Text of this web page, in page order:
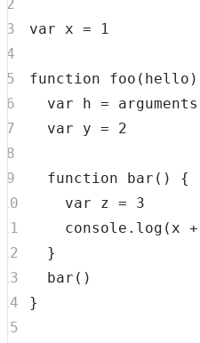
var x = 1
function foo ( hello )
var h = arguments
var y = 2
function bar ( )
{
var z =
3
console . log (x +
}
bar ( )
}